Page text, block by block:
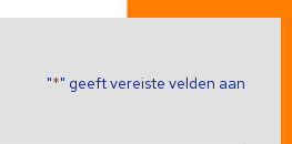
"*" geeft vereiste velden aan